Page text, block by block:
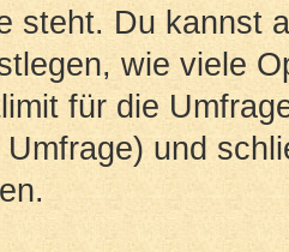
steht. Du kannst
wie viele
für die
und